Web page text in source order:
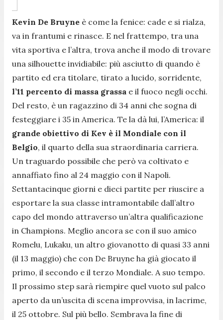
Kevin De Bruyne è come la fenice: cade e si rialza,
va in frantumi e rinasce. E nel frattempo, tra una
vita sportiva e l’altra, trova anche il modo di trovare
una silhouette invidiabile: più asciutto di quando è
partito ed era titolare, tirato a lucido, sorridente,
l’11 percento di massa grassa e il fuoco negli occhi.
Del resto, è un ragazzino di 34 anni che sogna di
festeggiare i 35 in America. Te la dà lui, l’America: il
grande obiettivo di Kev è il Mondiale con il
Belgio, il quarto della sua straordinaria carriera.
Un traguardo possibile che però va coltivato e
annaffiato fino al 24 maggio con il Napoli.
Settantacinque giorni e dieci partite per riuscire a
esportare la sua classe intramontabile dall’altro
capo del mondo attraverso un’altra qualificazione
in Champions. Meglio ancora se con il suo amico
Romelu, Lukaku, un altro giovanotto di quasi 33 anni
(il 13 maggio) che con De Bruyne ha già giocato il
primo, il secondo e il terzo Mondiale. A suo tempo.
Il prossimo step sarà riempire quel vuoto sul palco
aperto da un’uscita di scena improvvisa, in lacrime,
il 25 ottobre. Sul più bello. Sembrava la fine di